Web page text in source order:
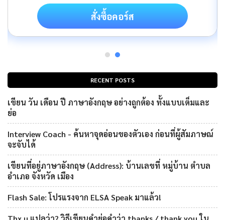
RECENT POSTS
เขียน วัน เดือน ปี ภาษาอังกฤษ อย่างถูกต้อง ทั้งแบบเต็มและ
ย่อ
Interview Coach - ค้นหาจุดอ่อนของตัวเอง ก่อนที่ผู้สัมภาษณ์
จะจับได้
เขียนที่อยู่ภาษาอังกฤษ (Address): บ้านเลขที่ หมู่บ้าน ตำบล
อำเภอ จังหวัด เมือง
Flash Sale: โปรแรงจาก ELSA Speak มาแล้ว!
สั่งซื้อคอร์ส